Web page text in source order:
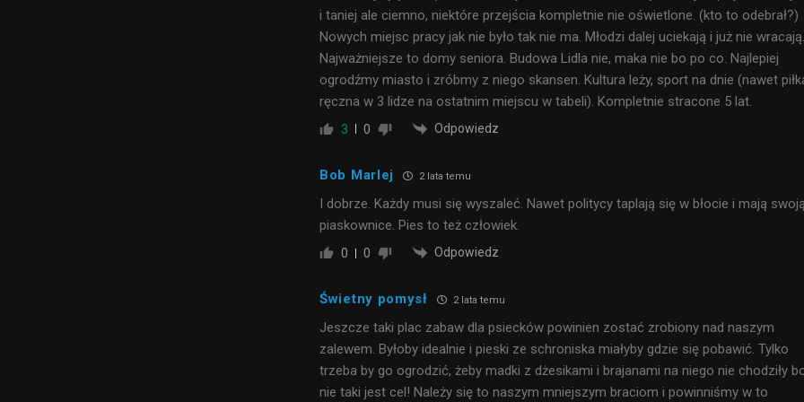
i taniej ale ciemno, niektóre przejścia kompletnie nie oświetlone. (kto to odebrał?)
Nowych miejsc pracy jak nie było tak nie ma. Młodzi dalej uciekają i już nie wracają.
Najważniejsze to domy seniora. Budowa Lidla nie, maka nie bo po co. Najlepiej
ogrodźmy miasto i zróbmy z niego skansen. Kultura leży, sport na dnie (nawet
ręczna w 3 lidze na ostatnim miejscu w tabeli). Kompletnie stracone 5 lat.
3 0 Odpowiedz
Bob Marlej 2 lata temu
I dobrze. Każdy musi się wyszaleć. Nawet politycy taplają się w błocie i mają
piaskownice. Pies to też człowiek.
0 0 Odpowiedz
Świetny pomysł 2 lata temu
Jeszcze taki plac zabaw dla psiecków powinien zostać zrobiony nad naszym
zalewem. Byłoby idealnie i pieski ze schroniska miałyby gdzie się pobawić. Tylko
trzeba by go ogrodzić, żeby madki z dżesikami i brajanami na niego nie chodziły
nie taki jest cel! Należy się to naszym mniejszym braciom i powinniśmy w to